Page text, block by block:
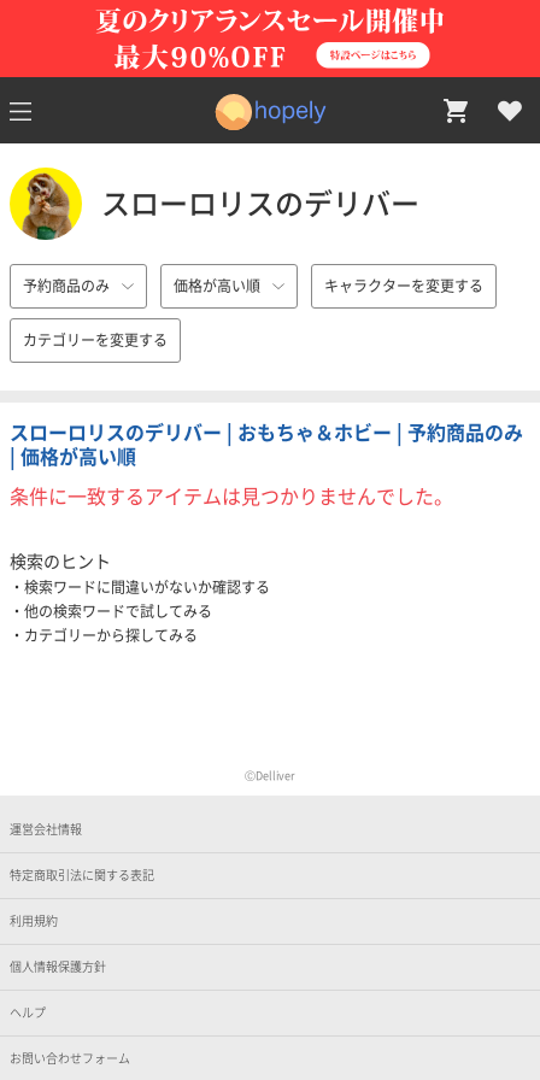
スローロリスのデリバー
予約商品のみ 価格が高い順 キャラクターを変更する
カテゴリーを変更する
スローロリスのデリバー | おもちゃ＆ホビー | 予約商品のみ
| 価格が高い順
条件に一致するアイテムは見つかりませんでした。
検索のヒント
検索ワードに間違いがないか確認する
他の検索ワードで試してみる
カテゴリーから探してみる
ⒸDelliver
運営会社情報
特定商取引法に関する表記
利用規約
個人情報保護方針
ヘルプ
お問い合わせフォーム